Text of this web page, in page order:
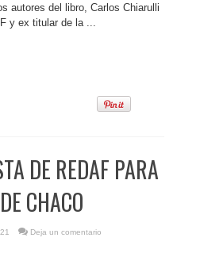
autores del libro, Carlos Chiarulli
y ex titular de la ...
DE REDAF PARA
CHACO
Deja un comentario